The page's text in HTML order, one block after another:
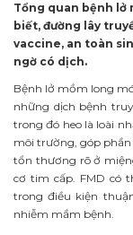
Tham Quan
Tin tức
Liên Hệ
Tổng quan bệnh lở
biết, đường lây
vaccine, an toàn
ngờ có dịch.
Bệnh lở mồm long
những dịch bệnh
trong đó heo là loài
môi trường, góp phần
tổn thương rõ ở
cơ tim cấp. FMD có
trong điều kiện
nhiễm mầm bệnh.